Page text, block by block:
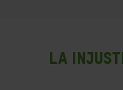
LA